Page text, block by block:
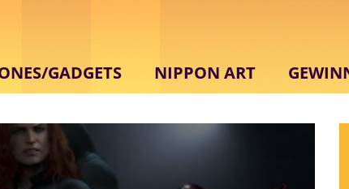
GADGETS NIPPON ART